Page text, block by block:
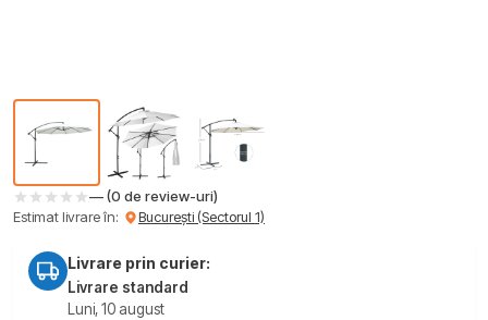
— (0 de review-uri)
Estimat livrare în:
București (Sectorul 1)
Livrare prin curier:
Livrare standard
Luni, 10 august